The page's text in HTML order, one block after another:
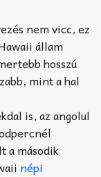
nem vicc, ez
állam
hosszú
mint a hal
is, az angolul
a második
népi